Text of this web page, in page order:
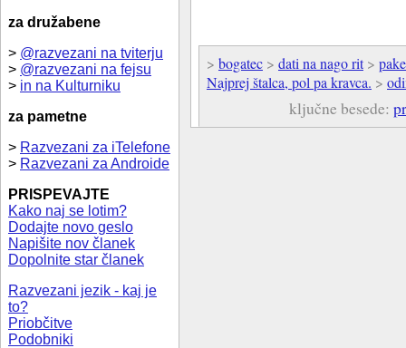
za družabene
> @razvezani na tviterju
> @razvezani na fejsu
> in na Kulturniku
za pametne
> Razvezani za iTelefone
> Razvezani za Androide
PRISPEVAJTE
Kako naj se lotim?
Dodajte novo geslo
Napišite nov članek
Dopolnite star članek
Razvezani jezik - kaj je
to?
Priobčitve
Podobniki
> bogatec > dati na nago rit>
Najprej štalca, pol pa kravca. >
ključne besede: